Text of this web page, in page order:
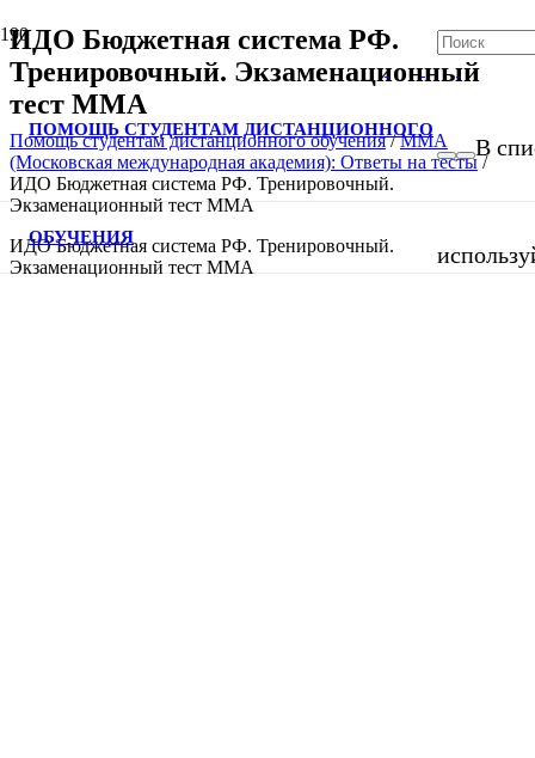
ПОМОЩЬ СТУДЕНТАМ ДИСТАНЦИОННОГО
ОБУЧЕНИЯ
В
ИДО Бюджетная система РФ.
Тренировочный. Экзаменационный
тест ММА
Помощь студентам дистанционного обучения/ММА
(Московская международная академия): Ответы на тесты/
ИДО Бюджетная система РФ. Тренировочный.
Экзаменационный тест ММА
ИДО Бюджетная система РФ. Тренировочный.
Экзаменационный тест ММА